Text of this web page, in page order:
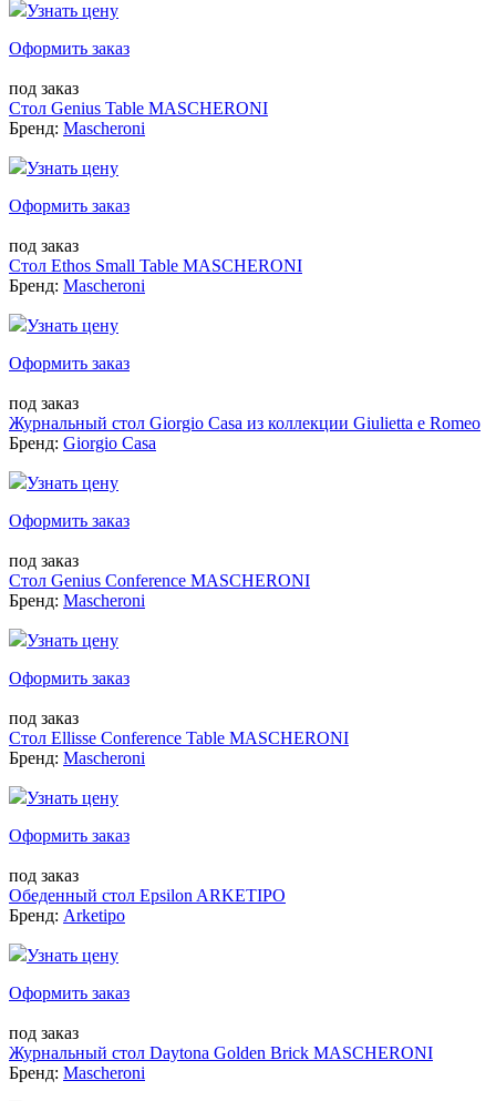
Узнать цену
Оформить заказ
под заказ
Стол Genius Table MASCHERONI
Бренд: Mascheroni
Узнать цену
Оформить заказ
под заказ
Стол Ethos Small Table MASCHERONI
Бренд: Mascheroni
Узнать цену
Оформить заказ
под заказ
Журнальный стол Giorgio Casa из коллекции Giulietta e Romeo
Бренд: Giorgio Casa
Узнать цену
Оформить заказ
под заказ
Стол Genius Conference MASCHERONI
Бренд: Mascheroni
Узнать цену
Оформить заказ
под заказ
Стол Ellisse Conference Table MASCHERONI
Бренд: Mascheroni
Узнать цену
Оформить заказ
под заказ
Обеденный стол Epsilon ARKETIPO
Бренд: Arketipo
Узнать цену
Оформить заказ
под заказ
Журнальный стол Daytona Golden Brick MASCHERONI
Бренд: Mascheroni